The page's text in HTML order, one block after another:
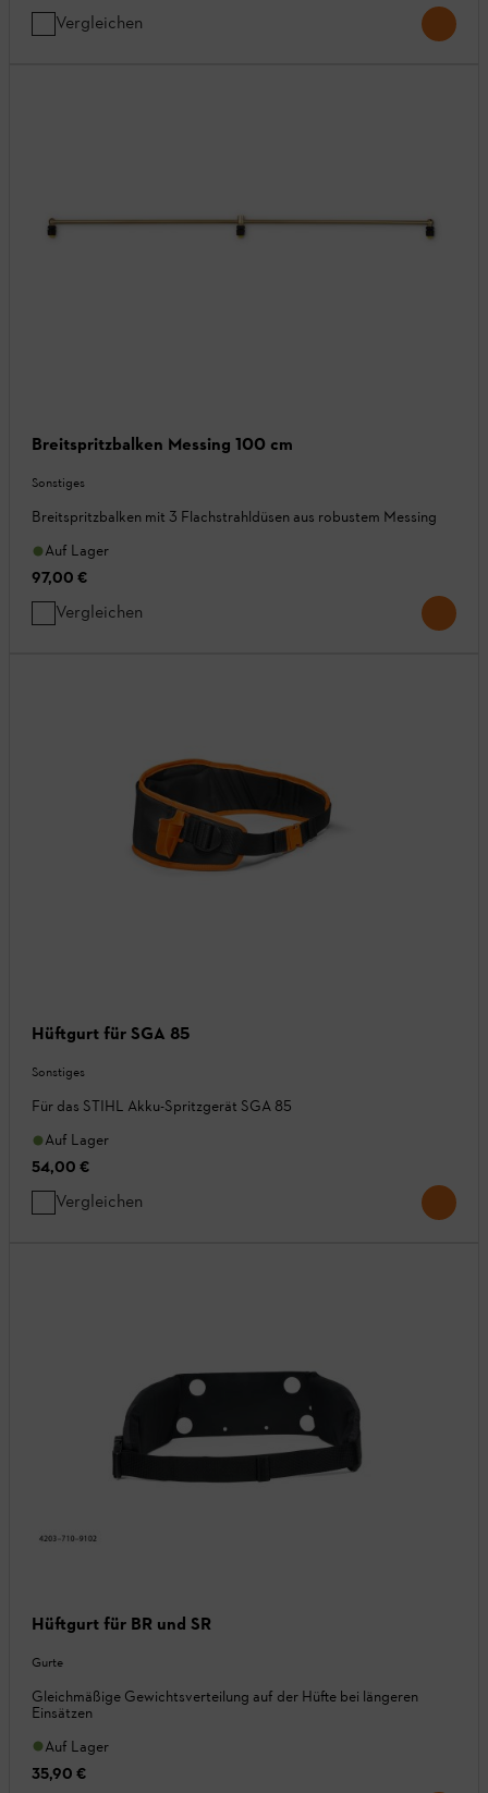
Vergleichen
Breitspritzbalken Messing 100 cm
Sonstiges
Breitspritzbalken mit 3 Flachstrahldüsen aus robustem Messing
Auf Lager
97,00 €
Vergleichen
Hüftgurt für SGA 85
Sonstiges
Für das STIHL Akku-Spritzgerät SGA 85
Auf Lager
54,00 €
Vergleichen
Hüftgurt für BR und SR
Gurte
Gleichmäßige Gewichtsverteilung auf der Hüfte bei längeren
Einsätzen
Auf Lager
35,90 €